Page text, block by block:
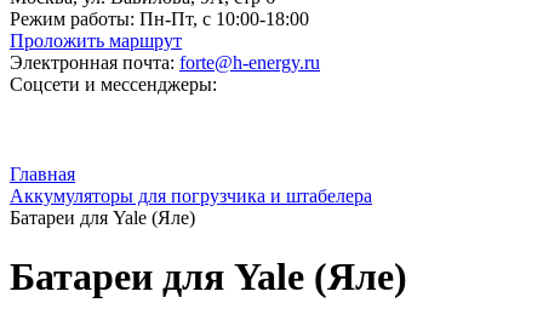
Режим работы: Пн-Пт, с 10:00-18:00
Проложить маршрут
Электронная почта: forte@h-energy.ru
Соцсети и мессенджеры:
Главная
Аккумуляторы для погрузчика и штабелера
Батареи для Yale (Яле)
Батареи для Yale (Яле)